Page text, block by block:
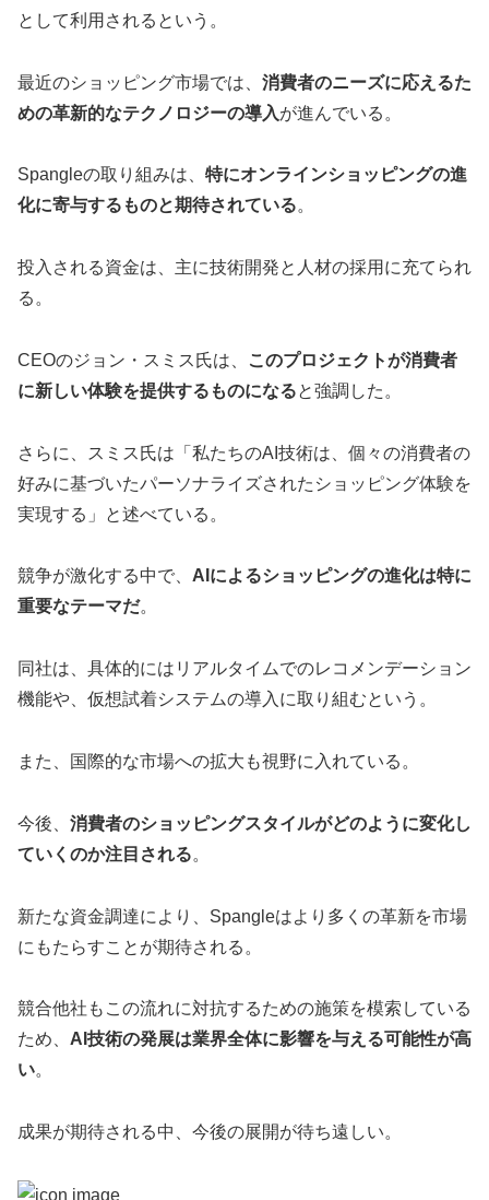
として利用されるという。
最近のショッピング市場では、 消費者のニーズに応えるた
めの革新的なテクノロジーの導入が進んでいる。
Spangleの取り組みは、 特にオンラインショッピングの進
化に寄与するものと期待されている。
投入される資金は、主に技術開発と人材の採用に充てられ
る。
CEOのジョン・スミス氏は、
このプロジェクトが消費者
に新しい体験を提供するものになると強調した。
さらに、スミス氏は「私たちのAI技術は、個々の消費者の
好みに基づいたパーソナライズされたショッピング体験を
実現する」と述べている。
競争が激化する中で、 AIによるショッピングの進化は特に
重要なテーマだ。
同社は、具体的にはリアルタイムでのレコメンデーション
機能や、仮想試着システムの導入に取り組むという。
また、国際的な市場への拡大も視野に入れている。
今後、 消費者のショッピングスタイルがどのように変化し
ていくのか注目される。
新たな資金調達により、Spangleはより多くの革新を市場
にもたらすことが期待される。
競合他社もこの流れに対抗するための施策を模索している
ため、 AI技術の発展は業界全体に影響を与える可能性が高
い。
成果が期待される中、今後の展開が待ち遠しい。